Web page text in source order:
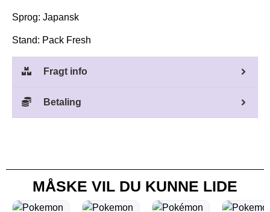
Sprog: Japansk
Stand: Pack Fresh
Fragt info
Betaling
MÅSKE VIL DU KUNNE LIDE